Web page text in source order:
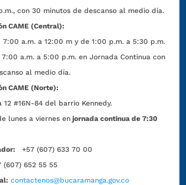
con 30 minutos de descanso al medio día.
CAME (Central):
a.m. a 12:00 m y de 1:00 p.m. a 5:30 p.m.
a 5:00 p.m. en Jornada Continua con
al medio día.
CAME (Norte):
12 #16N-84 del barrio Kennedy.
lunes a viernes en jornada continua de 7:30
+57 (607) 633 70 00
(607) 652 55 55
contactenos@bucaramanga.gov.co